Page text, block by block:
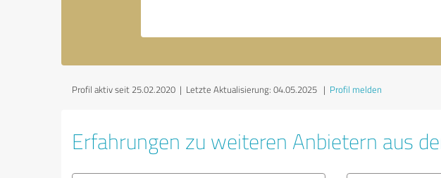
Profil aktiv seit 25.02.2020 | Letzte Aktualisierung: 04.05.2025 | Profil melden
Erfahrungen zu weiteren Anbietern aus